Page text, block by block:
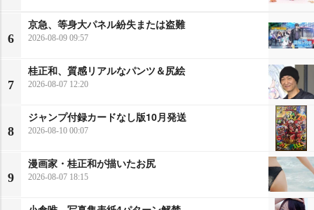
6
京急、等身大パネル紛失または盗難
2026-08-09 09:57
7
桂正和、質感リアルなパンツ＆尻絵
2026-08-07 12:20
8
ジャンプ付録カードなし版10月発送
2026-08-10 00:07
9
漫画家・桂正和が描いたお尻
2026-08-07 18:15